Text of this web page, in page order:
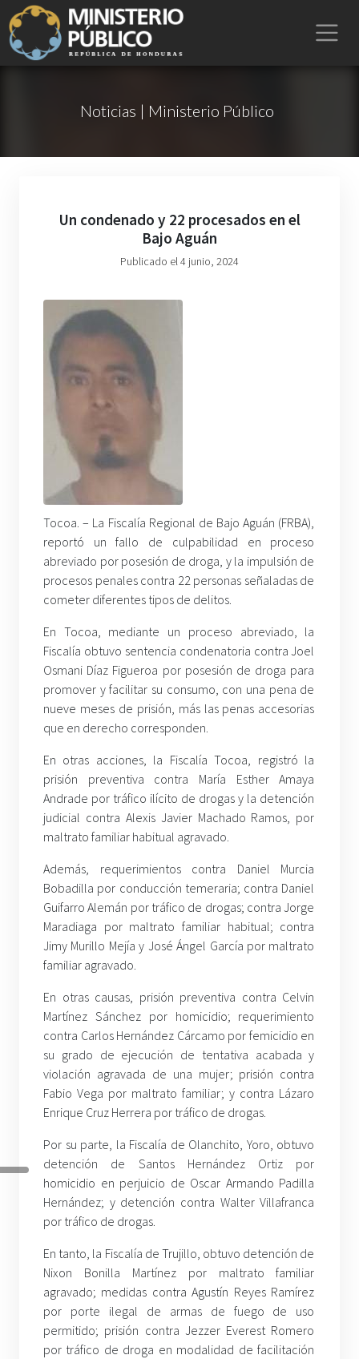
Noticias | Ministerio Público
Un condenado y 22 procesados en el
Bajo Aguán
Publicado el 4 junio, 2024
Tocoa. – La Fiscalía Regional de Bajo Aguán (FRBA),
reportó un fallo de culpabilidad en proceso
abreviado por posesión de droga, y la impulsión de
procesos penales contra 22 personas señaladas de
cometer diferentes tipos de delitos.
En Tocoa, mediante un proceso abreviado, la
Fiscalía obtuvo sentencia condenatoria contra Joel
Osmani Díaz Figueroa por posesión de droga para
promover y facilitar su consumo, con una pena de
nueve meses de prisión, más las penas accesorias
que en derecho corresponden.
En otras acciones, la Fiscalía Tocoa, registró la
prisión preventiva contra María Esther Amaya
Andrade por tráfico ilícito de drogas y la detención
judicial contra Alexis Javier Machado Ramos, por
maltrato familiar habitual agravado.
Además, requerimientos contra Daniel Murcia
Bobadilla por conducción temeraria; contra Daniel
Guifarro Alemán por tráfico de drogas; contra Jorge
Maradiaga por maltrato familiar habitual; contra
Jimy Murillo Mejía y José Ángel García por maltrato
familiar agravado.
En otras causas, prisión preventiva contra Celvin
Martínez Sánchez por homicidio; requerimiento
contra Carlos Hernández Cárcamo por femicidio en
su grado de ejecución de tentativa acabada y
violación agravada de una mujer; prisión contra
Fabio Vega por maltrato familiar; y contra Lázaro
Enrique Cruz Herrera por tráfico de drogas.
Por su parte, la Fiscalía de Olanchito, Yoro, obtuvo
detención de Santos Hernández Ortiz por
homicidio en perjuicio de Oscar Armando Padilla
Hernández; y detención contra Walter Villafranca
por tráfico de drogas.
En tanto, la Fiscalía de Trujillo, obtuvo detención de
Nixon Bonilla Martínez por maltrato familiar
agravado; medidas contra Agustín Reyes Ramírez
por porte ilegal de armas de fuego de uso
permitido; prisión contra Jezzer Everest Romero
por tráfico de droga en modalidad de facilitación